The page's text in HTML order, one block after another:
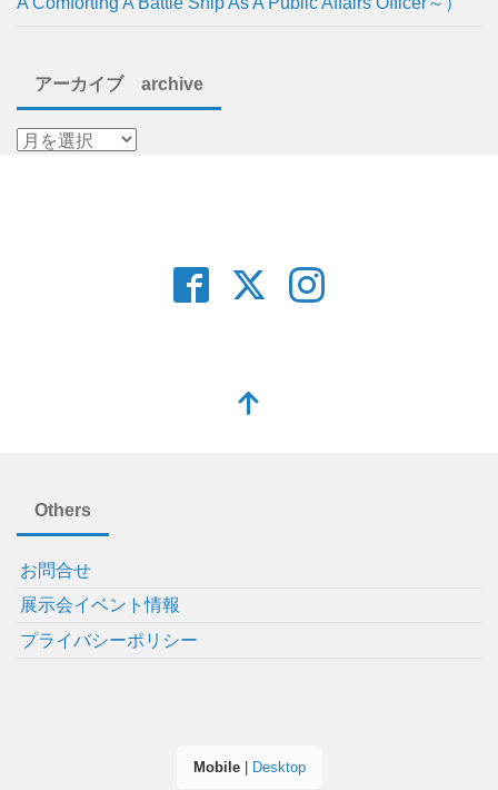
アーカイブ archive
Others
お問合せ
展示会イベント情報
プライバシーポリシー
Mobile| Desktop